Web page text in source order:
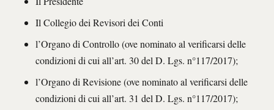
Il Collegio dei Revisori dei Conti
l’Organo di Controllo (ove nominato al verificarsi delle
condizioni di cui all’art. 30 del D. Lgs. n°117/2017);
l’Organo di Revisione (ove nominato al verificarsi delle
condizioni di cui all’art. 31 del D. Lgs. n°117/2017);